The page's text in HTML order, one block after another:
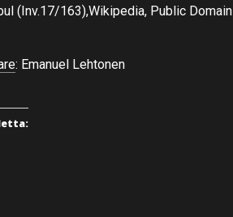
(Inv.17/163),Wikipedia, Public Domain
: Emanuel Lehtonen